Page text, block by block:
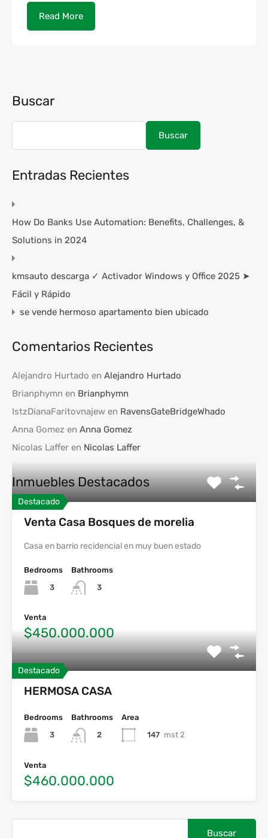
Read More
Buscar
Buscar
Entradas Recientes
How Do Banks Use Automation: Benefits, Challenges, &
Solutions in 2024
kmsauto descarga ✓ Activador Windows y Office 2025 ➤
Fácil y Rápido
se vende hermoso apartamento bien ubicado
Comentarios Recientes
Alejandro Hurtado en Alejandro Hurtado
Brianphymn en Brianphymn
IstzDianaFaritovnajew en RavensGateBridgeWhado
Anna Gomez en Anna Gomez
Nicolas Laffer en Nicolas Laffer
Inmuebles Destacados
Destacado
Venta Casa Bosques de morelia
Casa en barrio recidencial en muy buen estado
Bedrooms
3
Bathrooms
3
Venta
$450.000.000
Destacado
HERMOSA CASA
Bedrooms
3
Bathrooms
2
Area
147 mst 2
Venta
$460.000.000